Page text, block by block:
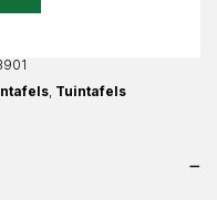
Tuintafels